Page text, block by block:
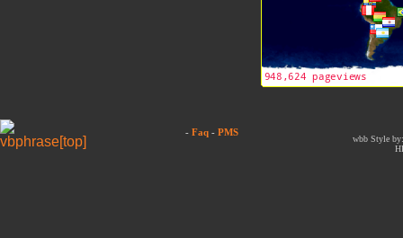
- Faq - PMS
wbb Style